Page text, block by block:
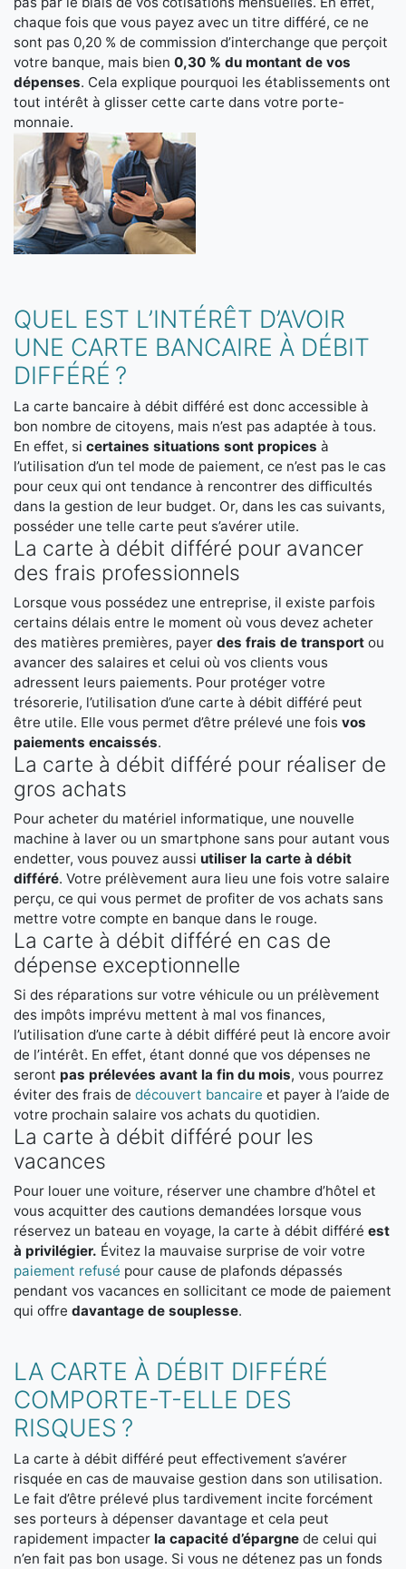
chaque fois que vous payez avec un titre différé, ce ne
sont pas 0,20 % de commission d’interchange que perçoit
votre banque, mais bien 0,30 % du montant de vos
dépenses. Cela explique pourquoi les établissements ont
tout intérêt à glisser cette carte dans votre porte-
monnaie.
QUEL EST L’INTÉRÊT D’AVOIR
UNE CARTE BANCAIRE À DÉBIT
DIFFÉRÉ ?
La carte bancaire à débit différé est donc accessible à
bon nombre de citoyens, mais n’est pas adaptée à tous.
En effet, si certaines situations sont propices à
l’utilisation d’un tel mode de paiement, ce n’est pas le cas
pour ceux qui ont tendance à rencontrer des difficultés
dans la gestion de leur budget. Or, dans les cas suivants,
posséder une telle carte peut s’avérer utile.
La carte à débit différé pour avancer
des frais professionnels
Lorsque vous possédez une entreprise, il existe parfois
certains délais entre le moment où vous devez acheter
des matières premières, payer des frais de transport ou
avancer des salaires et celui où vos clients vous
adressent leurs paiements. Pour protéger votre
trésorerie, l’utilisation d’une carte à débit différé peut
être utile. Elle vous permet d’être prélevé une fois vos
paiements encaissés.
La carte à débit différé pour réaliser de
gros achats
Pour acheter du matériel informatique, une nouvelle
machine à laver ou un smartphone sans pour autant vous
endetter, vous pouvez aussi utiliser la carte à débit
différé. Votre prélèvement aura lieu une fois votre salaire
perçu, ce qui vous permet de profiter de vos achats sans
mettre votre compte en banque dans le rouge.
La carte à débit différé en cas de
dépense exceptionnelle
Si des réparations sur votre véhicule ou un prélèvement
des impôts imprévu mettent à mal vos finances,
l’utilisation d’une carte à débit différé peut là encore avoir
de l’intérêt. En effet, étant donné que vos dépenses ne
seront pas prélevées avant la fin du mois, vous pourrez
éviter des frais de découvert bancaire et payer à l’aide de
votre prochain salaire vos achats du quotidien.
La carte à débit différé pour les
vacances
Pour louer une voiture, réserver une chambre d’hôtel et
vous acquitter des cautions demandées lorsque vous
réservez un bateau en voyage, la carte à débit différé est
à privilégier. Évitez la mauvaise surprise de voir votre
paiement refusé pour cause de plafonds dépassés
pendant vos vacances en sollicitant ce mode de paiement
qui offre davantage de souplesse.
LA CARTE À DÉBIT DIFFÉRÉ
COMPORTE-T-ELLE DES
RISQUES ?
La carte à débit différé peut effectivement s’avérer
risquée en cas de mauvaise gestion dans son utilisation.
Le fait d’être prélevé plus tardivement incite forcément
ses porteurs à dépenser davantage et cela peut
rapidement impacter la capacité d’épargne de celui qui
n’en fait pas bon usage. Si vous ne détenez pas un fonds